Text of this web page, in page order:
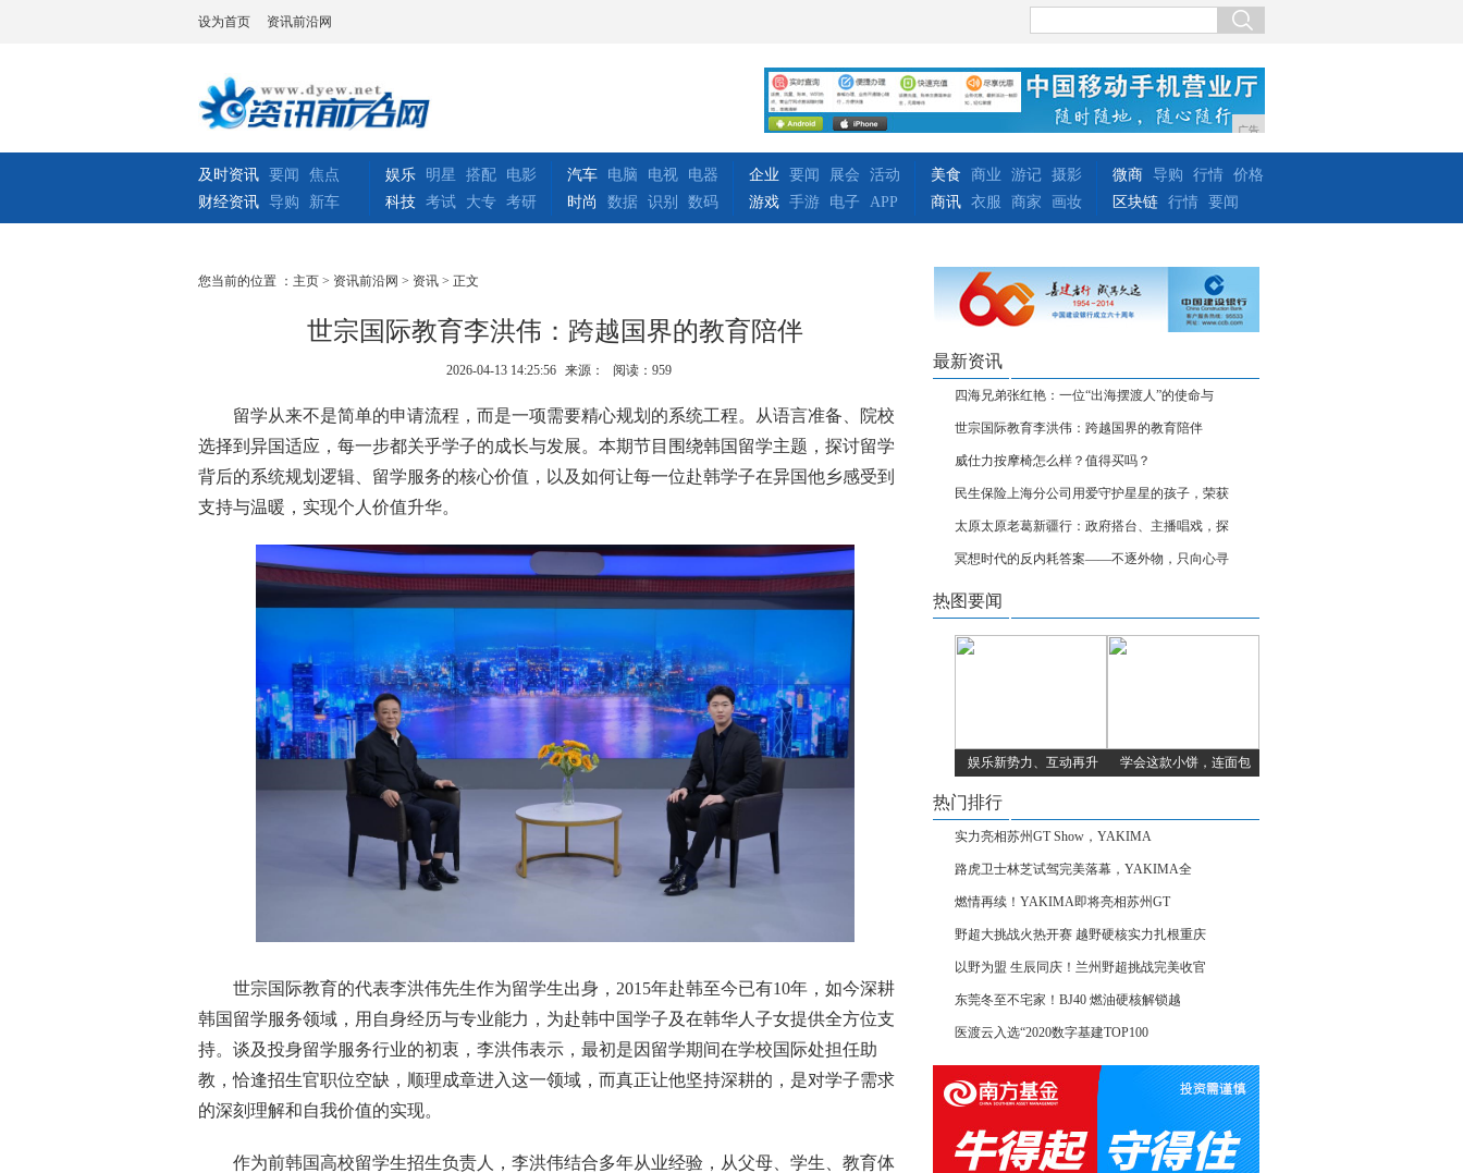
设为首页 资讯前沿网
广告
及时资讯 要闻
焦点
财经资讯 导购 新车
娱乐 明星 搭配
电影
科技 考试 大专 考研
汽车 电脑 电视
电器
时尚
数据 识别 数码
企业 要闻 展会
活动
游戏 手游 电子 APP
美食 商业 游记 摄影
商讯 衣服 商家 画妆
微商 导购 行情 价格
区块链 行情 要闻
您当前的位置 ： 主页 > 资讯前沿网 > 资讯 > 正文
世宗国际教育李洪伟：跨越国界的教育陪伴
2026-04-13 14:25:56 来源： 阅读：959
留学从来不是简单的申请流程，而是一项需要精心规划的系统工程。从语言准备、院校
选择到异国适应，每一步都关乎学子的成长与发展。本期节目围绕韩国留学主题，探讨留学
背后的系统规划逻辑、留学服务的核心价值，以及如何让每一位赴韩学子在异国他乡感受到
支持与温暖，实现个人价值升华。
世宗国际教育的代表李洪伟先生作为留学生出身，2015年赴韩至今已有10年，如今深耕
韩国留学服务领域，用自身经历与专业能力，为赴韩中国学子及在韩华人子女提供全方位支
持。谈及投身留学服务行业的初衷，李洪伟表示，最初是因留学期间在学校国际处担任助
教，恰逢招生官职位空缺，顺理成章进入这一领域，而真正让他坚持深耕的，是对学子需求
的深刻理解和自我价值的实现。
作为前韩国高校留学生招生负责人，李洪伟结合多年从业经验，从父母、学生、教育体
最新资讯
四海兄弟张红艳：一位“出海摆渡人”的使命与
世宗国际教育李洪伟：跨越国界的教育陪伴
威仕力按摩椅怎么样？值得买吗？
民生保险上海分公司用爱守护星星的孩子，荣获
太原太原老葛新疆行：政府搭台、主播唱戏，探
冥想时代的反内耗答案——不逐外物，只向心寻
热图要闻
娱乐新势力、互动再升 学会这款小饼，连面包
热门排行
实力亮相苏州GT Show，YAKIMA
路虎卫士林芝试驾完美落幕，YAKIMA全
燃情再续！YAKIMA即将亮相苏州GT
野超大挑战火热开赛 越野硬核实力扎根重庆
以野为盟 生辰同庆！兰州野超挑战完美收官
东莞冬至不宅家！BJ40 燃油硬核解锁越
医渡云入选“2020数字基建TOP100